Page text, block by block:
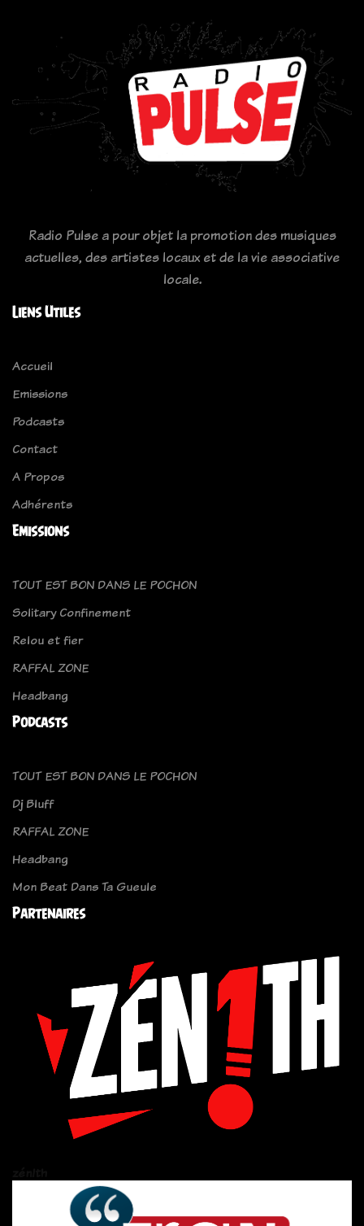
Radio Pulse a pour objet la promotion des musiques
actuelles, des artistes locaux et de la vie associative
locale.
Liens Utiles
Accueil
Emissions
Podcasts
Contact
A Propos
Adhérents
Emissions
TOUT EST BON DANS LE POCHON
Solitary Confinement
Relou et fier
RAFFAL ZONE
Headbang
Podcasts
TOUT EST BON DANS LE POCHON
Dj Bluff
RAFFAL ZONE
Headbang
Mon Beat Dans Ta Gueule
Partenaires